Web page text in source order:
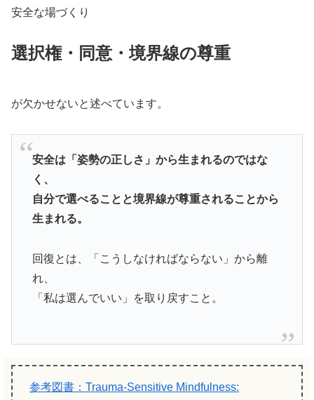
安全な場づくり
選択権・同意・境界線の尊重
が欠かせないと述べています。
安全は「姿勢の正しさ」から生まれるのではな
く、
自分で選べることと境界線が尊重されることから
生まれる。
回復とは、「こうしなければならない」から離
れ、
「私は選んでいい」を取り戻すこと。
参考図書：Trauma-Sensitive Mindfulness: